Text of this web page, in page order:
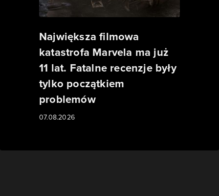
Największa filmowa
katastrofa Marvela ma już
11 lat. Fatalne recenzje były
tylko początkiem
problemów
07.08.2026